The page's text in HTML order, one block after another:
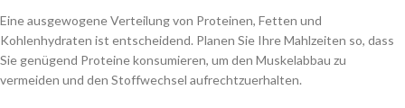
Eine ausgewogene Verteilung von Proteinen, Fetten und
Kohlenhydraten ist entscheidend. Planen Sie Ihre Mahlzeiten so, dass
Sie genügend Proteine konsumieren, um den Muskelabbau zu
vermeiden und den Stoffwechsel aufrechtzuerhalten.